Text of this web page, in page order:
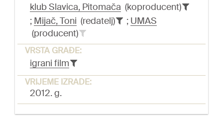
klub Slavica, Pitomača (koproducent)
; Mijač, Toni (redatelj) ; UMAS
(producent)
VRSTA GRAĐE:
igrani film
VRIJEME IZRADE:
2012. g.